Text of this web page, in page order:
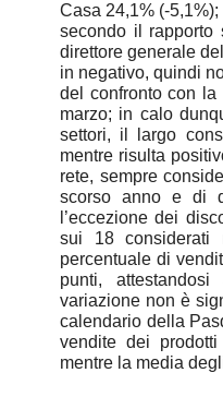
Casa 24,1% (-
secondo il rapporto
direttore generale
in negativo, quindi
del confronto con
marzo; in calo
settori, il largo
mentre risulta
rete, sempre
scorso anno e di
l’eccezione dei
sui 18
percentuale di
punti,
variazione non è
calendario della
vendite dei
mentre la media